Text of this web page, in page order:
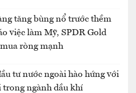
tăng bùng nổ trước thềm
việc làm Mỹ, SPDR Gold
ròng mạnh
tư nước ngoài hào hứng với
trong ngành dầu khí